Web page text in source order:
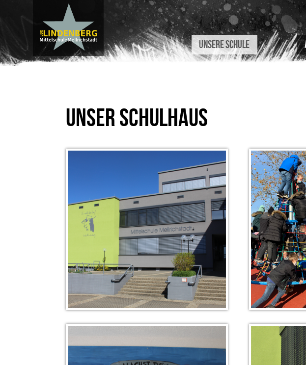
Unsere Schule
UNSER SCHULHAUS